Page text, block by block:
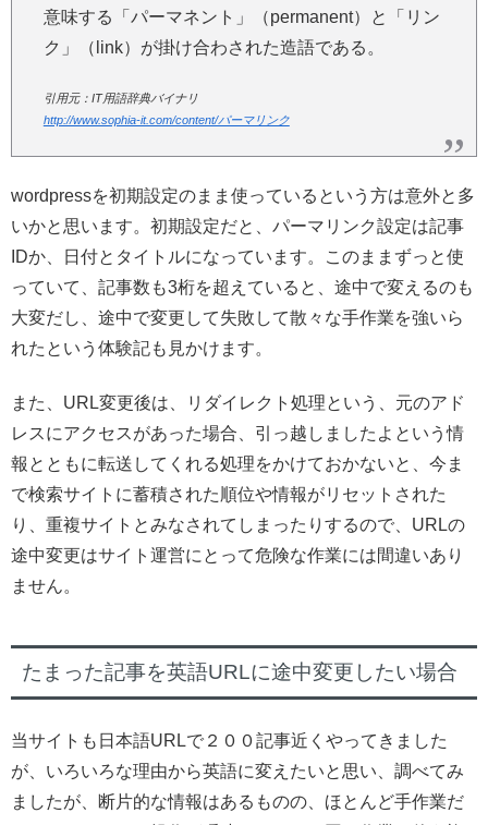
意味する「パーマネント」（permanent）と「リン
ク」（link）が掛け合わされた造語である。
引用元：IT用語辞典バイナリ
http://www.sophia-it.com/content/パーマリンク
wordpressを初期設定のまま使っているという方は意外と多
いかと思います。初期設定だと、パーマリンク設定は記事
IDか、日付とタイトルになっています。このままずっと使
っていて、記事数も3桁を超えていると、途中で変えるのも
大変だし、途中で変更して失敗して散々な手作業を強いら
れたという体験記も見かけます。
また、URL変更後は、リダイレクト処理という、元のアド
レスにアクセスがあった場合、引っ越しましたよという情
報とともに転送してくれる処理をかけておかないと、今ま
で検索サイトに蓄積された順位や情報がリセットされた
り、重複サイトとみなされてしまったりするので、URLの
途中変更はサイト運営にとって危険な作業には間違いあり
ません。
たまった記事を英語URLに途中変更したい場合
当サイトも日本語URLで２００記事近くやってきました
が、いろいろな理由から英語に変えたいと思い、調べてみ
ましたが、断片的な情報はあるものの、ほとんど手作業だ